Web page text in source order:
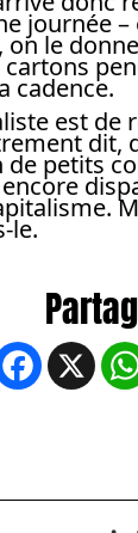
journée
le
cadence.
est
dit,
petits
le.
X